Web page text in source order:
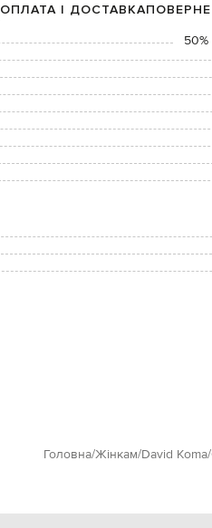
ОПЛАТА І ДОСТАВКА
50%
Головна Жінкам David Koma